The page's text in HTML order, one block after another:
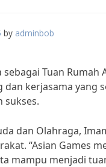
by adminbob
Tuan
dan kerjasama yang
sukses.
dan Olahraga,
“Asian Games
mampu menjadi